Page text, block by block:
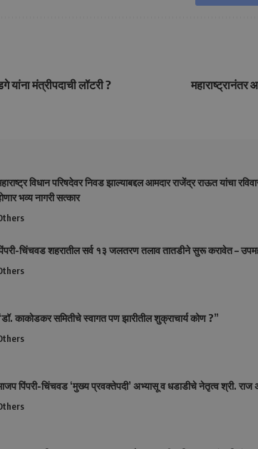
मंत्रीपदाची लॉटरी ?
विधान परिषदेवर निवड झाल्याबद्दल आमदार राजेंद्र राऊत यांचा
भव्य नागरी सत्कार
चिंचवड शहरातील सर्व १३ जलतरण तलाव तातडीने सुरू करावेत –
काकोडकर समितीचे स्वागत पण झारीतील शुक्राचार्य कोण ?”
पिंपरी-चिंचवड ‘मुख्य प्रवक्तेपदी’ अभ्यासू व धडाडीचे नेतृत्व श्री. राज